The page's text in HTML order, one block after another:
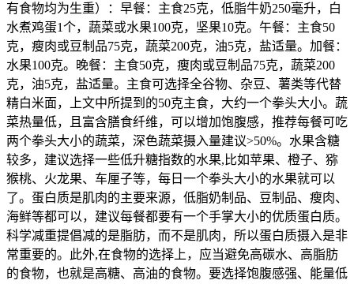
有食物均为生重）：早餐：主食25克，低脂牛奶250毫升，白
水煮鸡蛋1个，蔬菜或水果100克，坚果10克。午餐：主食50
克，瘦肉或豆制品75克，蔬菜200克，油5克，盐适量。加餐：
水果100克。晚餐：主食50克，瘦肉或豆制品75克，蔬菜200
克，油5克，盐适量。主食可选择全谷物、杂豆、薯类等代替
精白米面，上文中所提到的50克主食，大约一个拳头大小。蔬
菜热量低，且富含膳食纤维，可以增加饱腹感，推荐每餐可吃
两个拳头大小的蔬菜，深色蔬菜摄入量建议>50%。水果含糖
较多，建议选择一些低升糖指数的水果,比如苹果、橙子、猕
猴桃、火龙果、车厘子等，每日一个拳头大小的水果就可以
了。蛋白质是肌肉的主要来源，低脂奶制品、豆制品、瘦肉、
海鲜等都可以，建议每餐都要有一个手掌大小的优质蛋白质。
科学减重提倡减的是脂肪，而不是肌肉，所以蛋白质摄入是非
常重要的。此外,在食物的选择上，应当避免高碳水、高脂肪
的食物，也就是高糖、高油的食物。要选择饱腹感强、能量低